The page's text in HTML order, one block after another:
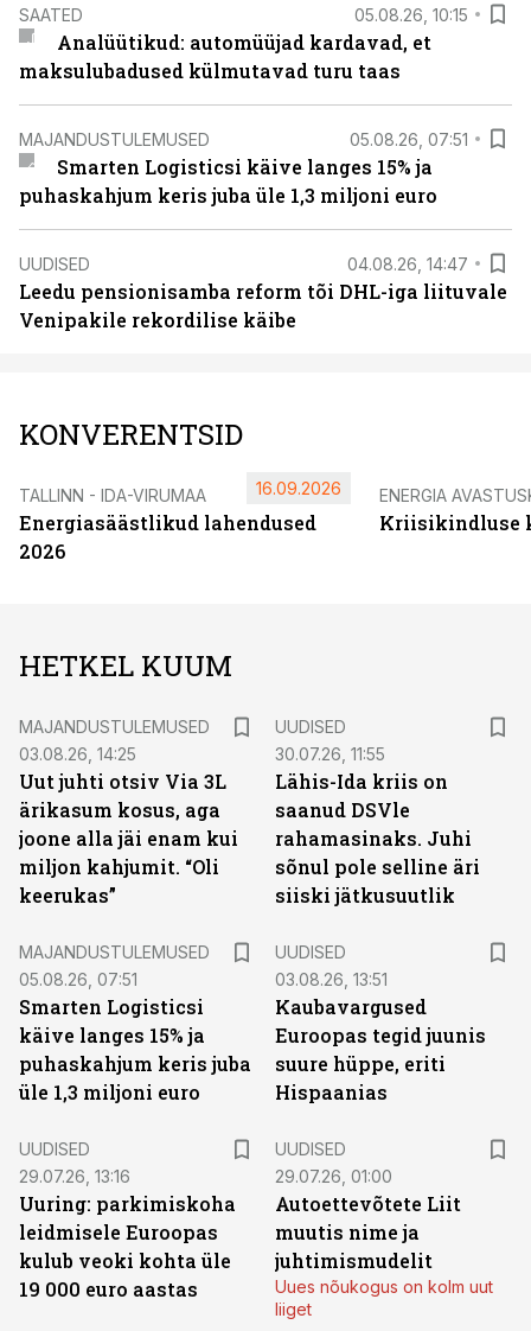
SAATED 05.08.26, 10:15
Analüütikud: automüüjad kardavad, et
maksulubadused külmutavad turu taas
MAJANDUSTULEMUSED 05.08.26, 07:51
Smarten Logisticsi käive langes 15% ja
puhaskahjum keris juba üle 1,3 miljoni euro
UUDISED 04.08.26, 14:47
Leedu pensionisamba reform tõi DHL-iga liituvale
Venipakile rekordilise käibe
KONVERENTSID
TALLINN - IDA-VIRUMAA
Energiasäästlikud lahendused
2026
16.09.2026 ENERGIA
Kriisikindluse
HETKEL KUUM
MAJANDUSTULEMUSED
03.08.26, 14:25
Uut juhti otsiv Via 3L
ärikasum kosus, aga
joone alla jäi enam kui
miljon kahjumit. “Oli
keerukas”
UUDISED
30.07.26, 11:55
Lähis-Ida kriis on
saanud DSVle
rahamasinaks. Juhi
sõnul pole selline äri
siiski jätkusuutlik
MAJANDUSTULEMUSED
05.08.26, 07:51
Smarten Logisticsi
käive langes 15% ja
puhaskahjum keris juba
üle 1,3 miljoni euro
UUDISED
03.08.26, 13:51
Kaubavargused
Euroopas tegid juunis
suure hüppe, eriti
Hispaanias
UUDISED
29.07.26, 13:16
Uuring: parkimiskoha
leidmisele Euroopas
kulub veoki kohta üle
19 000 euro aastas
UUDISED
29.07.26, 01:00
Autoettevõtete Liit
muutis nime ja
juhtimismudelit
Uues nõukogus on kolm uut
liiget